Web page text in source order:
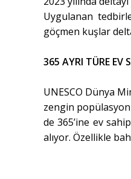
Uygulanan
göçmen kuşlar
365 AYRI TÜRE EV
UNESCO Dünya
zengin
de 365’ine ev
alıyor. Özellikle